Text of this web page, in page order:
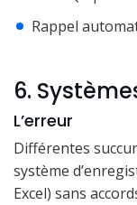
Rappel
6.
L’erreur
Différentes
système
Excel) sans